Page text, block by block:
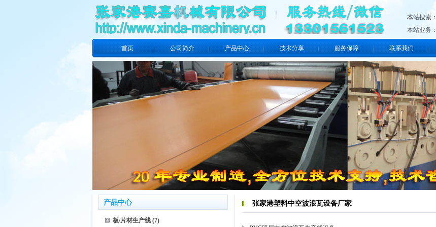
本站搜索：
本站业务：
首页 公司简介 产品中心 技术分享 服务保障 联系我们
张家港塑料中空波浪瓦设备厂家
产品中心
板/片材生产线(7)